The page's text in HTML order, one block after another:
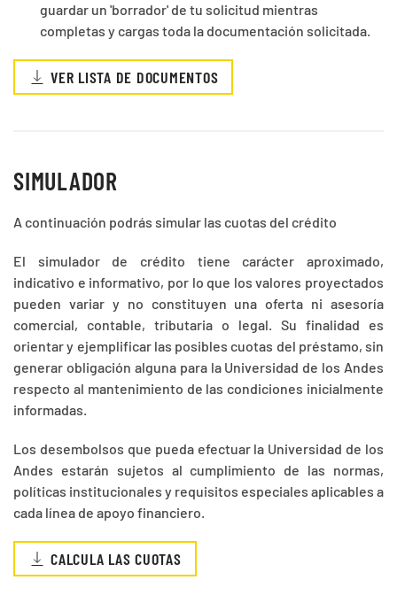
guardar un 'borrador' de tu solicitud mientras
completas y cargas toda la documentación solicitada.
VER LISTA DE DOCUMENTOS
SIMULADOR
A continuación podrás simular las cuotas del crédito
El simulador de crédito tiene carácter aproximado,
indicativo e informativo, por lo que los valores proyectados
pueden variar y no constituyen una oferta ni asesoría
comercial, contable, tributaria o legal. Su finalidad es
orientar y ejemplificar las posibles cuotas del préstamo, sin
generar obligación alguna para la Universidad de los Andes
respecto al mantenimiento de las condiciones inicialmente
informadas.
Los desembolsos que pueda efectuar la Universidad de los
Andes estarán sujetos al cumplimiento de las normas,
políticas institucionales y requisitos especiales aplicables a
cada línea de apoyo financiero.
CALCULA LAS CUOTAS